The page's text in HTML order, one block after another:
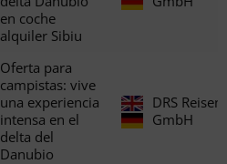
en coche
alquiler Sibiu
Oferta para
campistas: vive
una experiencia
intensa en el
delta del
Danubio
DRS Reisen
GmbH